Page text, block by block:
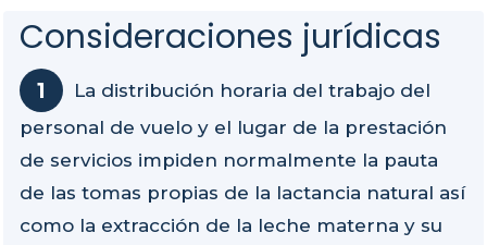
Consideraciones jurídicas
La distribución horaria del trabajo del
personal de vuelo y el lugar de la prestación
de servicios impiden normalmente la pauta
de las tomas propias de la lactancia natural así
como la extracción de la leche materna y su